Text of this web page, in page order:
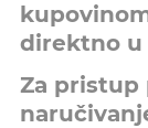
direktno u
Za pristup